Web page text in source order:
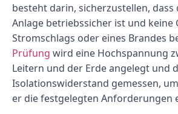
besteht darin, sicherzustellen, dass
Anlage betriebssicher ist und keine
Stromschlags oder eines Brandes
Prüfung wird eine Hochspannung
Leitern und der Erde angelegt und
Isolationswiderstand gemessen,
er die festgelegten Anforderungen